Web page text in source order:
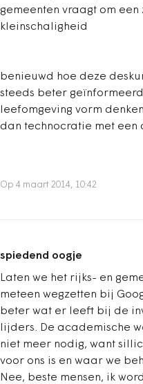
gemeenten vraagt om een
kleinschaligheid
benieuwd hoe deze
steeds beter
leefomgeving vorm
dan technocratie met een
Op 4 maart 2014, 10:42
spiedend oogje
Laten we het rijks- en
meteen wegzetten bij
beter wat er leeft bij de
lijders. De academische
niet meer nodig, want
voor ons is en waar we
Nee, beste mensen, ik